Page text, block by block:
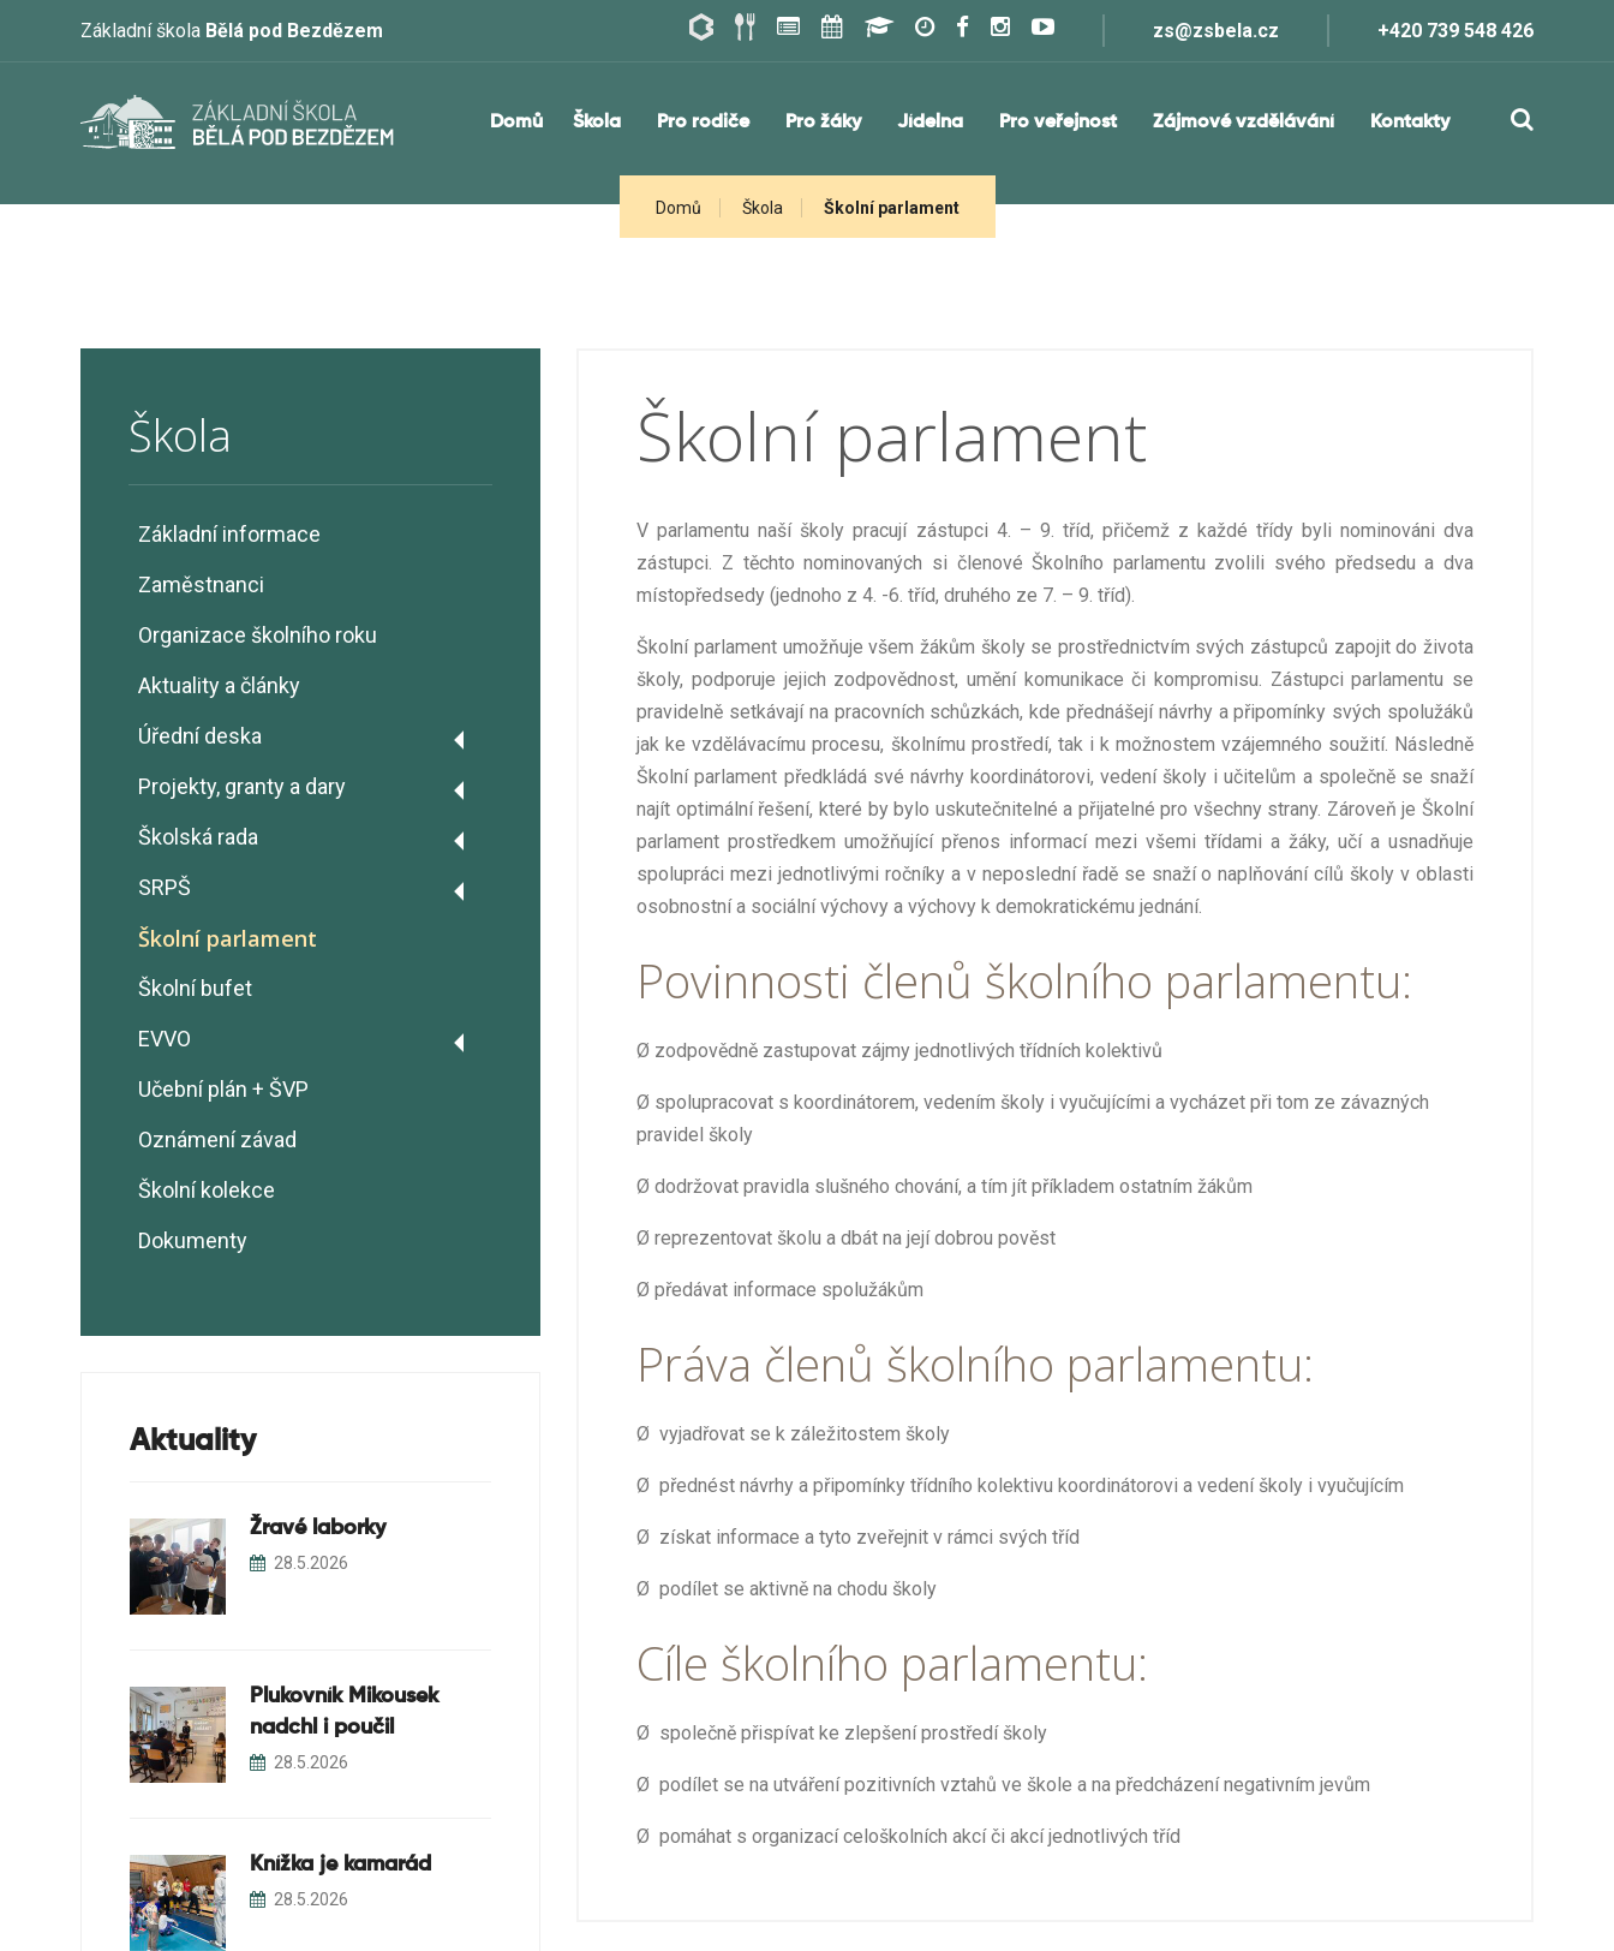
Základní škola Bělá pod Bezdězem zs@zsbela.cz +420 739 548 426
Domů Škola Pro rodiče Pro žáky Jídelna Pro veřejnost Zájmové vzdělávání Kontakty
Domů Škola Školní parlament
Škola
Základní informace
Zaměstnanci
Organizace školního roku
Aktuality a články
Úřední deska
Výroční zprávy
Rozpočty školy
GDPR - Ochrana osobních
údajů
Prohlášení o přístupnosti
Ochrana oznamovatelů
Volná pracovní místa
Pronájmy
Podatelna školy
Projekty, granty a dary
Projekt Fairtrade
Erasmus+
vyhrazení pracovního místa
Dary
Naše hodnoty - Operační
program Jan Amos Komenský
GRANT Ško-energo -
Ekologizace školní zahrady
Školská rada
Zápisy z jednání
SRPŠ
Zápisy z jednání
Školní parlament
Školní bufet
EVVO
Základní informace EVVO
Ekotým
Školní sběry
Učební plán + ŠVP
Oznámení závad
Školní kolekce
Dokumenty
Aktuality
Žravé laborky
28.5.2026
Plukovník Mikousek
nadchl i poučil
28.5.2026
Knížka je kamarád
28.5.2026
Školní parlament
V parlamentu naší školy pracují zástupci 4. – 9. tříd, přičemž z každé třídy byli nominováni dva
zástupci. Z těchto nominovaných si členové Školního parlamentu zvolili svého předsedu a dva
místopředsedy (jednoho z 4. -6. tříd, druhého ze 7. – 9. tříd).
Školní parlament umožňuje všem žákům školy se prostřednictvím svých zástupců zapojit do života
školy, podporuje jejich zodpovědnost, umění komunikace či kompromisu. Zástupci parlamentu se
pravidelně setkávají na pracovních schůzkách, kde přednášejí návrhy a připomínky svých spolužáků
jak ke vzdělávacímu procesu, školnímu prostředí, tak i k možnostem vzájemného soužití. Následně
Školní parlament předkládá své návrhy koordinátorovi, vedení školy i učitelům a společně se snaží
najít optimální řešení, které by bylo uskutečnitelné a přijatelné pro všechny strany. Zároveň je Školní
parlament prostředkem umožňující přenos informací mezi všemi třídami a žáky, učí a usnadňuje
spolupráci mezi jednotlivými ročníky a v neposlední řadě se snaží o naplňování cílů školy v oblasti
osobnostní a sociální výchovy a výchovy k demokratickému jednání.
Povinnosti členů školního parlamentu:
Ø zodpovědně zastupovat zájmy jednotlivých třídních kolektivů
Ø spolupracovat s koordinátorem, vedením školy i vyučujícími a vycházet při tom ze závazných
pravidel školy
Ødodržovat pravidla slušného chování, a tím jít příkladem ostatním žákům
Øreprezentovat školu a dbát na její dobrou pověst
Øpředávat informace spolužákům
Práva členů školního parlamentu:
Øvyjadřovat se k záležitostem školy
Øpřednést návrhy a připomínky třídního kolektivu koordinátorovi a vedení školy i vyučujícím
Ø získat informace a tyto zveřejnit v rámci svých tříd
Øpodílet se aktivně na chodu školy
Cíle školního parlamentu:
Ø společně přispívat ke zlepšení prostředí školy
Øpodílet se na utváření pozitivních vztahů ve škole a na předcházení negativním jevům
Øpomáhat s organizací celoškolních akcí či akcí jednotlivých tříd